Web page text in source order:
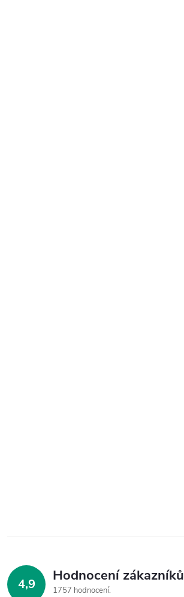
4,9 Hodnocení zákazníků
1757 hodnocení